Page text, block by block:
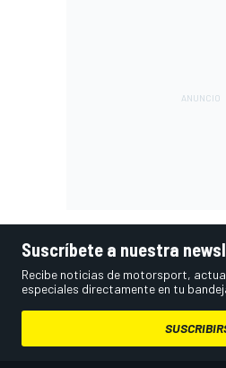
Suscríbete a nuestra
Recibe noticias de motorsport,
especiales directamente en tu